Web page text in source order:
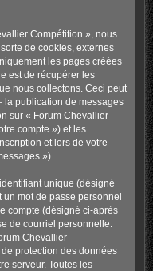
Compétition », nous
de cookies, externes
les pages créées
est de récupérer les
nous collectons. Ceci peut
publication de messages
sur « Forum Chevallier
compte ») et les
et lors de votre
»).
unique (désigné
un mot de passe personnel
compte (désigné ci-après
de courriel personnelle.
Chevallier
protection des données
serveur. Toutes les